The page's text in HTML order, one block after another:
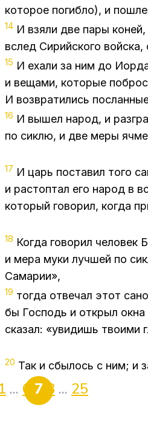
которое погибло), и
14 И взяли две пары
вслед Сирийского
15 И ехали за ним до
и вещами, которые
И возвратились
16 И вышел народ, и
по сиклю, и две меры
17 И царь поставил того
и растоптал его народ в
который говорил, когда
18 Когда говорил
и мера муки лучшей по
Самарии»,
19 тогда отвечал этот
бы Господь и открыл
сказал: «увидишь твоими
20 Так и сбылось с ним; и
... 6 7 8 ... 25